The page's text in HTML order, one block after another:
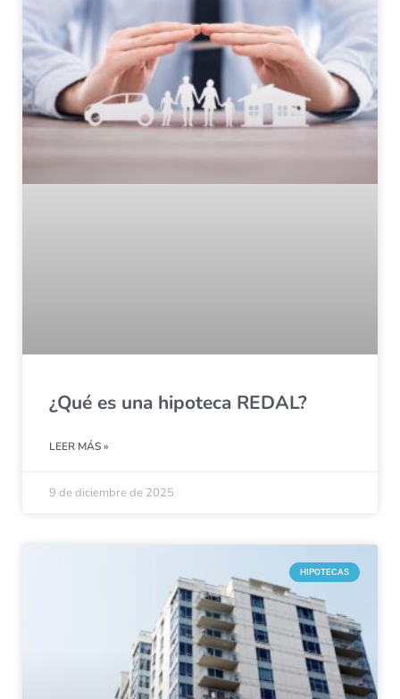
¿Qué es una hipoteca REDAL?
LEER MÁS »
9 de diciembre de 2025
HIPOTECAS